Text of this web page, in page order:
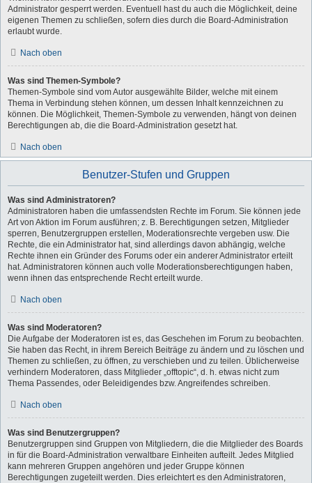
Administrator gesperrt werden. Eventuell hast du auch die Möglichkeit, deine
eigenen Themen zu schließen, sofern dies durch die Board-Administration
erlaubt wurde.
Nach oben
Was sind Themen-Symbole?
Themen-Symbole sind vom Autor ausgewählte Bilder, welche mit einem
Thema in Verbindung stehen können, um dessen Inhalt kennzeichnen zu
können. Die Möglichkeit, Themen-Symbole zu verwenden, hängt von deinen
Berechtigungen ab, die die Board-Administration gesetzt hat.
Nach oben
Benutzer-Stufen und Gruppen
Was sind Administratoren?
Administratoren haben die umfassendsten Rechte im Forum. Sie können jede
Art von Aktion im Forum ausführen; z. B. Berechtigungen setzen, Mitglieder
sperren, Benutzergruppen erstellen, Moderationsrechte vergeben usw. Die
Rechte, die ein Administrator hat, sind allerdings davon abhängig, welche
Rechte ihnen ein Gründer des Forums oder ein anderer Administrator erteilt
hat. Administratoren können auch volle Moderationsberechtigungen haben,
wenn ihnen das entsprechende Recht erteilt wurde.
Nach oben
Was sind Moderatoren?
Die Aufgabe der Moderatoren ist es, das Geschehen im Forum zu beobachten.
Sie haben das Recht, in ihrem Bereich Beiträge zu ändern und zu löschen und
Themen zu schließen, zu öffnen, zu verschieben und zu teilen. Üblicherweise
verhindern Moderatoren, dass Mitglieder „offtopic“, d. h. etwas nicht zum
Thema Passendes, oder Beleidigendes bzw. Angreifendes schreiben.
Nach oben
Was sind Benutzergruppen?
Benutzergruppen sind Gruppen von Mitgliedern, die die Mitglieder des Boards
in für die Board-Administration verwaltbare Einheiten aufteilt. Jedes Mitglied
kann mehreren Gruppen angehören und jeder Gruppe können
Berechtigungen zugeteilt werden. Dies erleichtert es den Administratoren,